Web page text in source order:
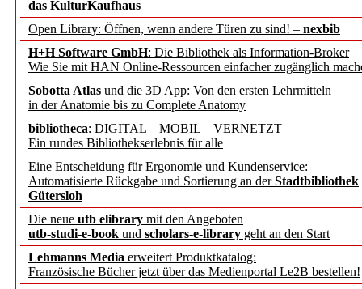
das KulturKaufhaus
Open Library: Öffnen, wenn andere Türen zu sind! – nexbib
H+H Software GmbH: Die Bibliothek als Information-Broker
Wie Sie mit HAN Online-Ressourcen einfacher zugänglich
Sobotta Atlas und die 3D App: Von den ersten Lehrmitteln
in der Anatomie bis zu Complete Anatomy
bibliotheca: DIGITAL – MOBIL – VERNETZT
Ein rundes Bibliothekserlebnis für alle
Eine Entscheidung für Ergonomie und Kundenservice:
Automatisierte Rückgabe und Sortierung an derStadtbibliothek
Gütersloh
Die neue utb elibrary mit den Angeboten
utb-studi-e-book und scholars-e-library geht an den Start
Lehmanns Media erweitert Produktkatalog:
Französische Bücher jetzt über das Medienportal Le2B bestellen!
Mohr Siebeck
und die Zeitschrift für
Francke Attempto
EBSCO Information
Recherchefunktionen in
Sorbisches Institut neu
Geschichte und
Künstliche Intelligenz